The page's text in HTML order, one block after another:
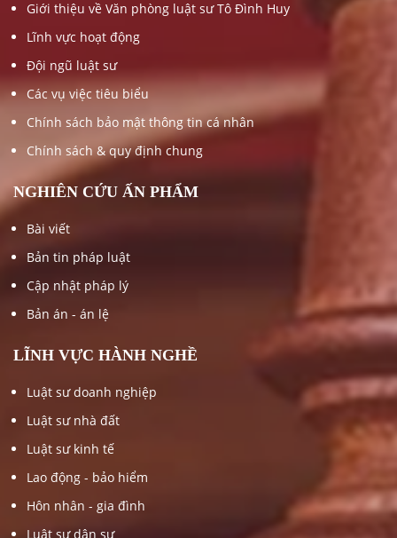
Giới thiệu về Văn phòng luật sư Tô Đình Huy
Lĩnh vực hoạt động
Đội ngũ luật sư
Các vụ việc tiêu biểu
Chính sách bảo mật thông tin cá nhân
Chính sách & quy định chung
NGHIÊN CỨU ẤN PHẨM
Bài viết
Bản tin pháp luật
Cập nhật pháp lý
Bản án - án lệ
LĨNH VỰC HÀNH NGHỀ
Luật sư doanh nghiệp
Luật sư nhà đất
Luật sư kinh tế
Lao động - bảo hiểm
Hôn nhân - gia đình
Luật sư dân sự